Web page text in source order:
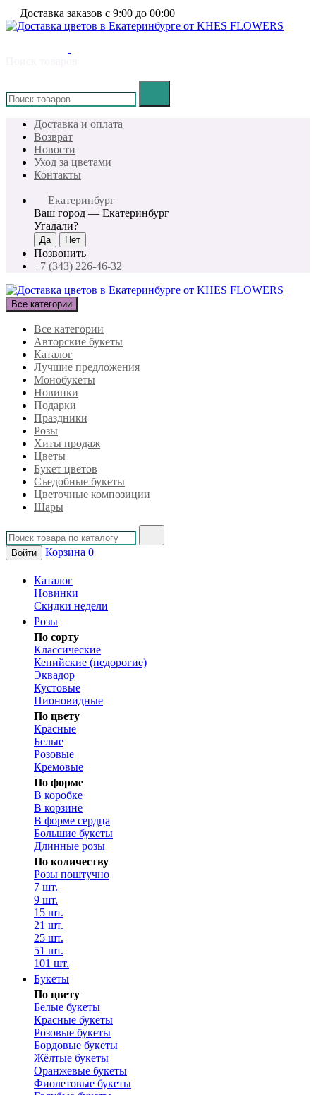
Доставка заказов с 9:00 до 00:00
Доставка и оплата
Возврат
Новости
Уход за цветами
Контакты
Екатеринбург
Ваш город — Екатеринбург
Угадали?
Позвонить
+7 (343) 226-46-32
Все категории
Все категории
Авторские букеты
Каталог
Лучшие предложения
Монобукеты
Новинки
Подарки
Праздники
Розы
Хиты продаж
Цветы
Букет цветов
Съедобные букеты
Цветочные композиции
Шары
Войти Корзина 0
Каталог
Новинки
Скидки недели
Розы
По сорту
Классические
Кенийские (недорогие)
Эквадор
Кустовые
Пионовидные
По цвету
Красные
Белые
Розовые
Кремовые
По форме
В коробке
В корзине
В форме сердца
Большие букеты
Длинные розы
По количеству
Розы поштучно
7 шт.
9 шт.
15 шт.
21 шт.
25 шт.
51 шт.
101 шт.
Букеты
По цвету
Белые букеты
Красные букеты
Розовые букеты
Бордовые букеты
Жёлтые букеты
Оранжевые букеты
Фиолетовые букеты